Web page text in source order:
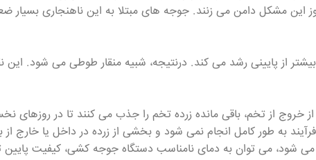
مشکل دامن می زنند. جوجه های مبتلا به این ناهنجاری بسیار
بیشتر از پایینی رشد می کند. درنتیجه، شبیه منقار طوطی می شود.
از تخم، باقی مانده زرده تخم را جذب می کنند تا در روزهای
فرآیند به طور کامل انجام نمی شود و بخشی از زرده در داخل یا خارج
می شود، می توان به دمای نامناسب دستگاه جوجه کشی، کیفیت